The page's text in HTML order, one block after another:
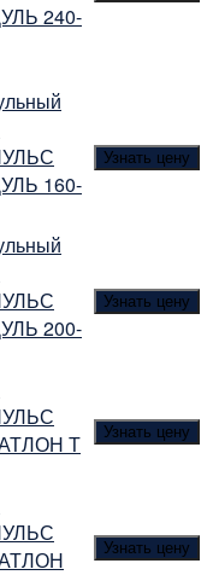
240-
160-
Узнать цену
200-
Узнать цену
Т
Узнать цену
Узнать цену